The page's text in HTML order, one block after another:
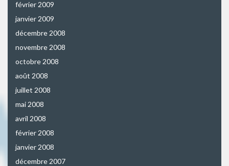
février 2009
janvier 2009
décembre 2008
novembre 2008
octobre 2008
août 2008
juillet 2008
mai 2008
avril 2008
février 2008
janvier 2008
décembre 2007